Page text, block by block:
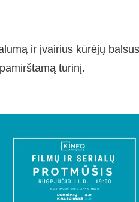
ir įvairius kūrėjų
turinį.